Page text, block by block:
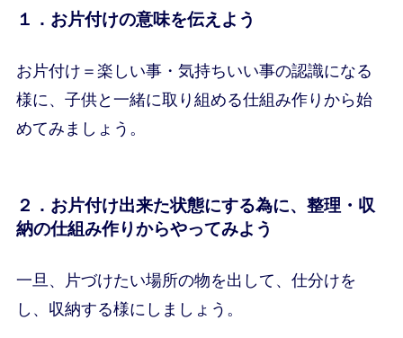
１．お片付けの意味を伝えよう
お片付け＝楽しい事・気持ちいい事の認識になる
様に、子供と一緒に取り組める仕組み作りから始
めてみましょう。
２．お片付け出来た状態にする為に、整理・収
納の仕組み作りからやってみよう
一旦、片づけたい場所の物を出して、仕分けを
し、収納する様にしましょう。